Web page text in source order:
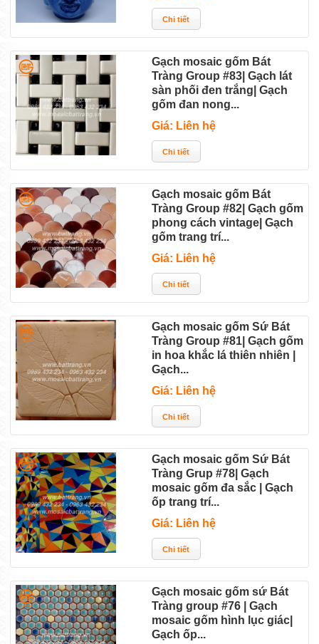
Gạch mosaic gốm Bát
Tràng Group #83| Gạch lát
sàn phối đen trắng| Gạch
gốm đan nong...
Giá: Liên hệ
Gạch mosaic gốm Bát
Tràng Group #82| Gạch gốm
phong cách vintage| Gạch
gốm trang trí...
Giá: Liên hệ
Gạch mosaic gốm Sứ Bát
Tràng Group #81| Gạch gốm
in hoa khắc lá thiên nhiên |
Gạch...
Giá: Liên hệ
Gạch mosaic gốm Sứ Bát
Tràng Grup #78| Gạch
mosaic gốm đa sắc | Gạch
ốp trang trí...
Giá: Liên hệ
Gạch mosaic gốm sứ Bát
Tràng group #76 | Gạch
mosaic gốm hình lục giác|
Gạch ốp...